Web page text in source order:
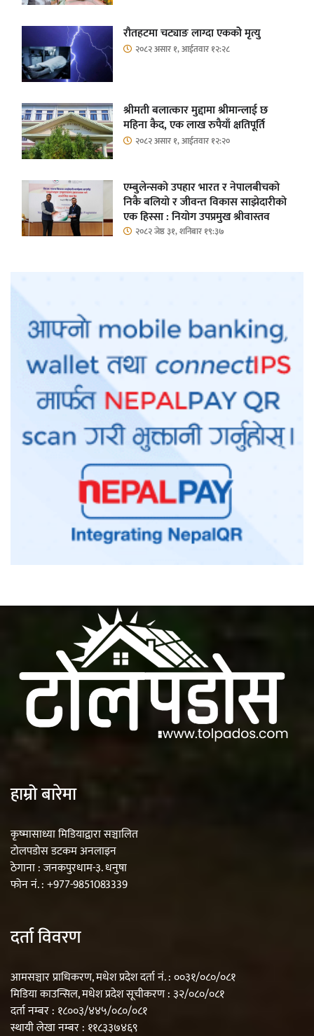
रौतहटमा चट्याङ लाग्दा एककोे मृत्यु
२०८२ असार १, आईतवार १२:२८
श्रीमती बलात्कार मुद्दामा श्रीमान्लाई छ
महिना कैद, एक लाख रुपैयाँ क्षतिपूर्ति
२०८२ असार १, आईतवार १२:२०
एम्बुलेन्सको उपहार भारत र नेपालबीचको
निकै बलियो र जीवन्त विकास साझेदारीको
एक हिस्सा : नियोग उपप्रमुख श्रीवास्तव
२०८२ जेष्ठ ३१, शनिबार १९:३७
हाम्रो बारेमा
कृष्मासाध्या मिडियाद्वारा सञ्चालित
टोलपडोस डटकम अनलाइन
ठेगाना : जनकपुरधाम-३. धनुषा
फोन नं. : +977-9851083339
दर्ता विवरण
आमसञ्चार प्राधिकरण, मधेश प्रदेश दर्ता नं. : ००३१/०८०/०८१
मिडिया काउन्सिल, मधेश प्रदेश सूचीकरण : ३२/०८०/०८१
दर्ता नम्बर : १८००३/४४५/०८०/०८१
स्थायी लेखा नम्बर : ११८३३७४६९